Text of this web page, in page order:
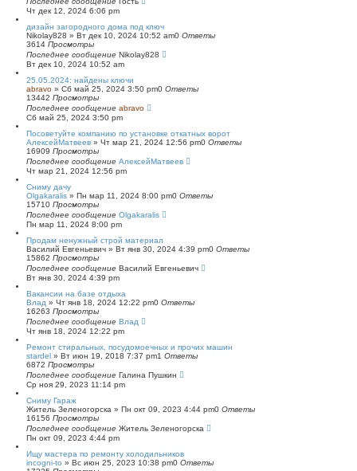
Чт дек 12, 2024 6:06 pm
дизайн загородного дома под ключ
Nikolay828 » Вт дек 10, 2024 10:52 am0 Ответы
3614 Просмотры
Последнее сообщение Nikolay828
Вт дек 10, 2024 10:52 am
25.05.2024: найдены ключи
abravo » Сб май 25, 2024 3:50 pm0 Ответы
13442 Просмотры
Последнее сообщение abravo
Сб май 25, 2024 3:50 pm
Посоветуйте компанию по установке откатных ворот
АлексейМатвеев » Чт мар 21, 2024 12:56 pm0 Ответы
16909 Просмотры
Последнее сообщение АлексейМатвеев
Чт мар 21, 2024 12:56 pm
Сниму дачу
Olgakaralis » Пн мар 11, 2024 8:00 pm0 Ответы
15710 Просмотры
Последнее сообщение Olgakaralis
Пн мар 11, 2024 8:00 pm
Продам ненужный строй материал
Василий Евгеньевич » Вт янв 30, 2024 4:39 pm0 Ответы
15862 Просмотры
Последнее сообщение Василий Евгеньевич
Вт янв 30, 2024 4:39 pm
Вакансии на базе отдыха
Влад » Чт янв 18, 2024 12:22 pm0 Ответы
16263 Просмотры
Последнее сообщение Влад
Чт янв 18, 2024 12:22 pm
Ремонт стиральных, посудомоечных и прочих машин
stardel » Вт июн 19, 2018 7:37 pm1 Ответы
6872 Просмотры
Последнее сообщение Галина Пушкин
Ср ноя 29, 2023 11:14 pm
Сниму Гараж
Житель Зеленогорска » Пн окт 09, 2023 4:44 pm0 Ответы
16156 Просмотры
Последнее сообщение Житель Зеленогорска
Пн окт 09, 2023 4:44 pm
Ищу мастера по ремонту холодильников
incogni-to » Вс июн 25, 2023 10:38 pm0 Ответы